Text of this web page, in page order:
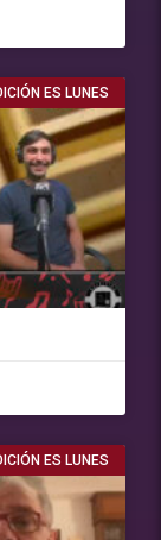
ES LUNES
ES LUNES